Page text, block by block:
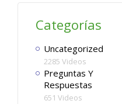
Categorías
Uncategorized
2285 Videos
Preguntas Y
Respuestas
651 Videos